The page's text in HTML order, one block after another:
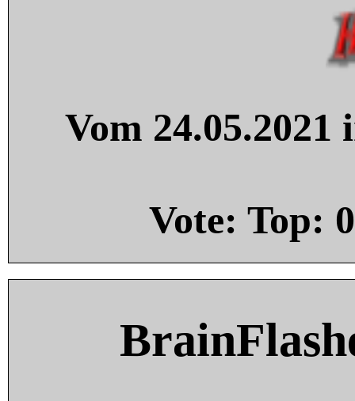
Vom
Vote: Top: 0